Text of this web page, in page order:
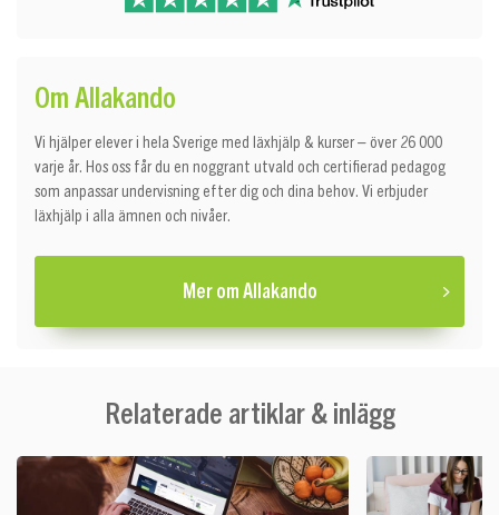
Om Allakando
Vi hjälper elever i hela Sverige med läxhjälp & kurser – över 26 000
varje år. Hos oss får du en noggrant utvald och certifierad pedagog
som anpassar undervisning efter dig och dina behov. Vi erbjuder
läxhjälp i alla ämnen och nivåer.
Mer om Allakando
Relaterade artiklar & inlägg